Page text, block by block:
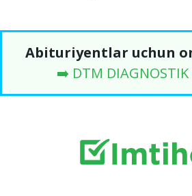
Abituriyentlar uchun
➡️ DTM DIAGNOSTIK